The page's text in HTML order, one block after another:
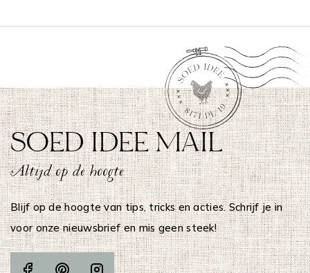
SOED IDEE MAIL
Altijd op de hoogte
Blijf op de hoogte van tips, tricks en acties. Schrijf je in
voor onze nieuwsbrief en mis geen steek!